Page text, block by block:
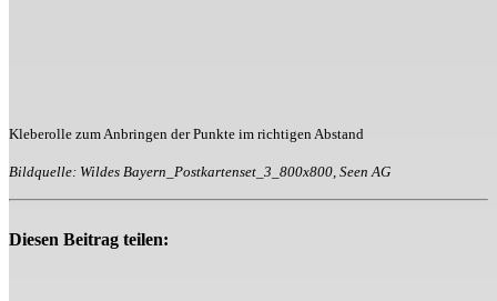
Kleberolle zum Anbringen der Punkte im richtigen Abstand
Bildquelle: Wildes Bayern_Postkartenset_3_800x800, Seen AG
Diesen Beitrag teilen: